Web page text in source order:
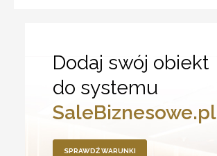
Dodaj swój obiekt
do systemu
SaleBiznesowe.pl
SPRAWDŹ WARUNKI